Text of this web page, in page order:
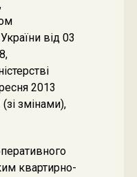
від 03
2013
змінами),
квартирно-